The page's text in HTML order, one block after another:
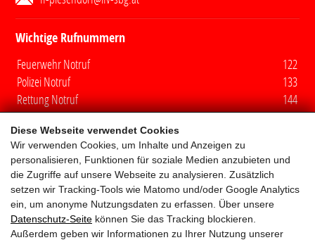
Diese Webseite verwendet Cookies
Wir verwenden Cookies, um Inhalte und Anzeigen zu
personalisieren, Funktionen für soziale Medien anzubieten und
die Zugriffe auf unsere Webseite zu analysieren. Zusätzlich
setzen wir Tracking-Tools wie Matomo und/oder Google Analytics
ein, um anonyme Nutzungsdaten zu erfassen. Über unsere
Datenschutz-Seite können Sie das Tracking blockieren.
Außerdem geben wir Informationen zu Ihrer Nutzung unserer
Wichtige Rufnummern
Feuerwehr Notruf
122
Polizei Notruf
133
Rettung Notruf
144
Euro Notruf
112
Quicklinks
Mitglieder
Fuhrpark